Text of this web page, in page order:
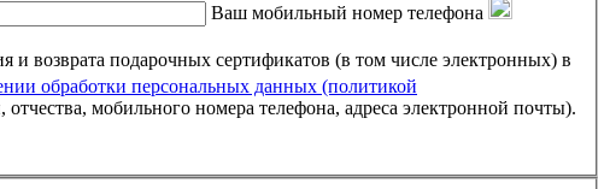
Ваш мобильный номер телефона
сертификатов (в том числе электронных) в
обработки персональных данных (политикой
мобильного номера телефона, адреса электронной почты).